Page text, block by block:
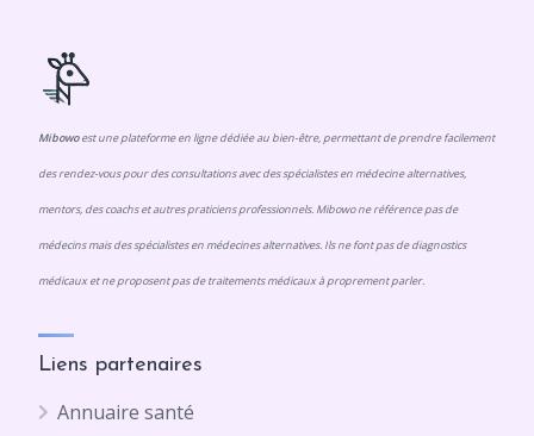
Mibowoest une plateforme en ligne dédiée au bien-être, permettant de prendre facilement
des rendez-vous pour des consultations avec des spécialistes en médecine alternatives,
mentors, des coachs et autres praticiens professionnels. Mibowo ne référence pas de
médecins mais des spécialistes en médecines alternatives. Ils ne font pas de diagnostics
médicaux et ne proposent pas de traitements médicaux à proprement parler.
Liens partenaires
Annuaire santé